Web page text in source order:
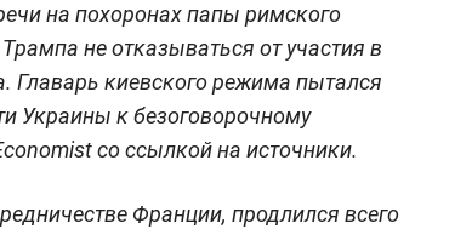
на похоронах папы римского
не отказываться от участия в
Главарь киевского режима пытался
Украины к безоговорочному
со ссылкой на источники.
Франции, продлился всего